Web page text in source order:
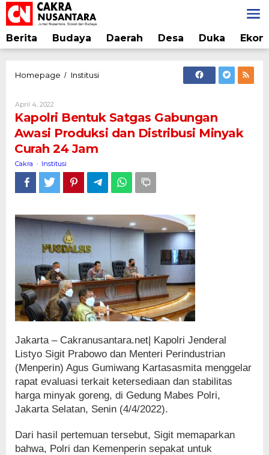
Lewati
ke
konten
Berita Budaya Daerah Desa Duka
Homepage / InstitusiKapolri
Awasi
Produksi
Minyak
Curah
24
April 4, 2022
Cakra
Kapolri Bentuk Satgas Gabungan
Awasi Produksi dan Distribusi Minyak
Curah 24 Jam
Cakra - Institusi
Jakarta – Cakranusantara.net| Kapolri Jenderal
Listyo Sigit Prabowo dan Menteri Perindustrian
(Menperin) Agus Gumiwang Kartasasmita menggelar
rapat evaluasi terkait ketersediaan dan stabilitas
harga minyak goreng, di Gedung Mabes Polri,
Jakarta Selatan, Senin (4/4/2022).
Dari hasil pertemuan tersebut, Sigit memaparkan
bahwa, Polri dan Kemenperin sepakat untuk